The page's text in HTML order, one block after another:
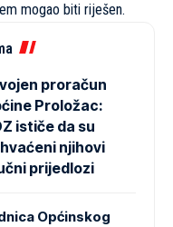
mogao biti riješen.
proračun
Proložac:
ističe da su
njihovi
prijedlozi
Općinskog